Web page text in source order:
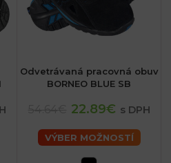
Odvetrávaná pracovná obuv
BORNEO BLUE SB
22.89€ s DPH
VÝBER MOŽNOSTÍ